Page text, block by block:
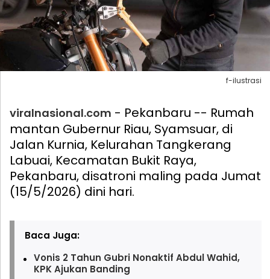
f-ilustrasi
viralnasional.com - Pekanbaru -- Rumah
mantan Gubernur Riau, Syamsuar, di
Jalan Kurnia, Kelurahan Tangkerang
Labuai, Kecamatan Bukit Raya,
Pekanbaru, disatroni maling pada Jumat
(15/5/2026) dini hari.
Baca Juga:
Vonis 2 Tahun Gubri Nonaktif Abdul Wahid,
KPK Ajukan Banding